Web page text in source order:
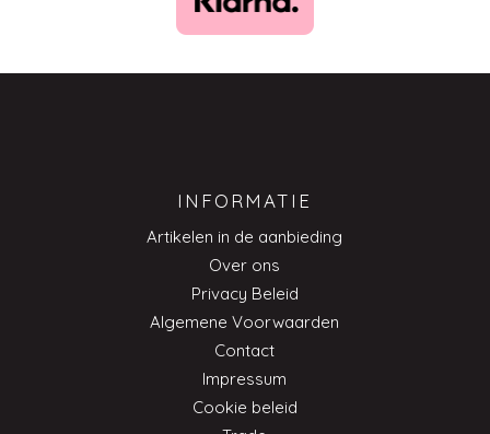
INFORMATIE
Artikelen in de aanbieding
Over ons
Privacy Beleid
Algemene Voorwaarden
Contact
Impressum
Cookie beleid